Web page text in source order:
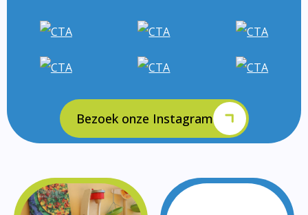
Bezoek onze Instagram